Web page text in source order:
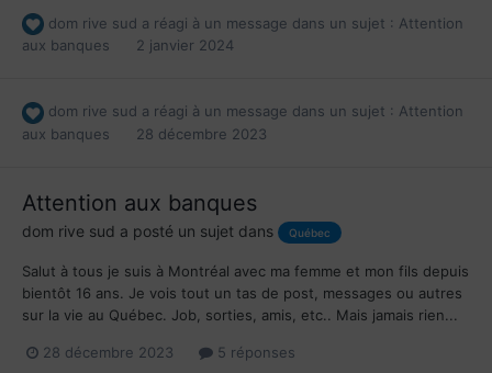
dom rive sud a réagi à un message dans un sujet : Attention
aux banques
2 janvier 2024
dom rive sud a réagi à un message dans un sujet : Attention
aux banques
28 décembre 2023
Attention aux banques
dom rive sud a posté un sujet dans Québec
Salut à tous je suis à Montréal avec ma femme et mon fils depuis
bientôt 16 ans. Je vois tout un tas de post, messages ou autres
sur la vie au Québec. Job, sorties, amis, etc.. Mais jamais rien...
28 décembre 2023 5 réponses